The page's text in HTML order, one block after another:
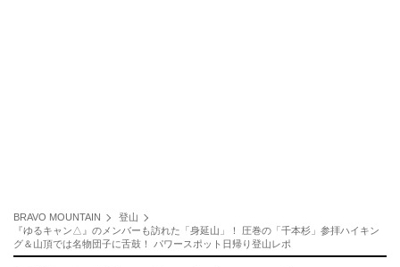
BRAVO MOUNTAIN
登山
『ゆるキャン△』のメンバーも訪れた「身延山」！ 圧巻の「千本杉」参拝ハイキン
グ＆山頂では名物団子に舌鼓！ パワースポット日帰り登山レポ